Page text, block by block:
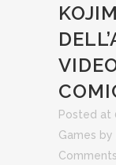
Posted at
Games by
Comments